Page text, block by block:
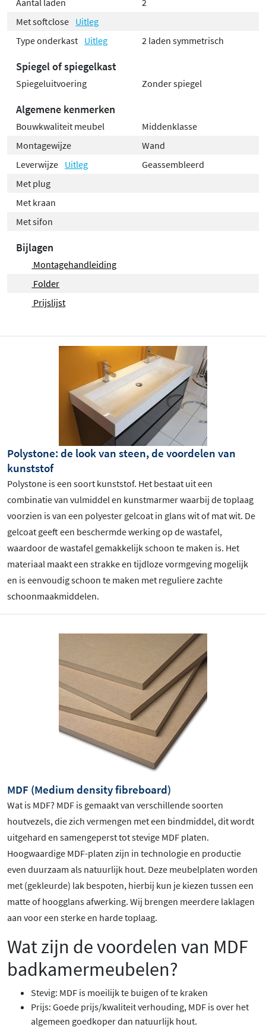
Met softclose Uitleg
Type onderkast Uitleg 2 laden symmetrisch
Spiegel of spiegelkast
Spiegeluitvoering Zonder spiegel
Algemene kenmerken
Bouwkwaliteit meubel
Middenklasse
Montagewijze
Wand
Leverwijze Uitleg
Geassembleerd
Met plug
Met kraan
Met sifon
Bijlagen
Montagehandleiding
Folder
Prijslijst
Polystone: de look van steen, de voordelen van
kunststof
Polystone is een soort kunststof. Het bestaat uit een
combinatie van vulmiddel en kunstmarmer waarbij de toplaag
voorzien is van een polyester gelcoat in glans wit of mat wit. De
gelcoat geeft een beschermde werking op de wastafel,
waardoor de wastafel gemakkelijk schoon te maken is. Het
materiaal maakt een strakke en tijdloze vormgeving mogelijk
en is eenvoudig schoon te maken met reguliere zachte
schoonmaakmiddelen.
MDF (Medium density fibreboard)
Wat is MDF? MDF is gemaakt van verschillende soorten
houtvezels, die zich vermengen met een bindmiddel, dit wordt
uitgehard en samengeperst tot stevige MDF platen.
Hoogwaardige MDF-platen zijn in technologie en productie
even duurzaam als natuurlijk hout. Deze meubelplaten worden
met (gekleurde) lak bespoten, hierbij kun je kiezen tussen een
matte of hoogglans afwerking. Wij brengen meerdere laklagen
aan voor een sterke en harde toplaag.
Wat zijn de voordelen van MDF
badkamermeubelen?
Stevig: MDF is moeilijk te buigen of te kraken
Prijs: Goede prijs/kwaliteit verhouding, MDF is over het
algemeen goedkoper dan natuurlijk hout.